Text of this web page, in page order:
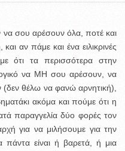
σου αρέσουν όλα, ποτέ και
αν πάμε και ένα ειλικρινές
ότι τα περισσότερα στην
να ΜΗ σου αρέσουν, να
θέλω να φανώ αρνητική),
ακόμα και πούμε ότι η
παραγγελία δύο φορές τον
για να μιλήσουμε για την
είναι ή βαρετά, ή μια